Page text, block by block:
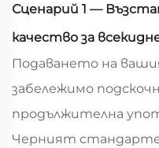
Сценарий 1 —
качество за
Подаването на
забележимо
продължителна
Черният